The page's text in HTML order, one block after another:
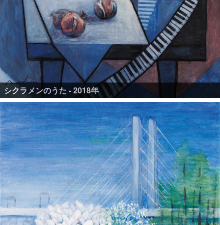
シクラメンのうた - 2018年